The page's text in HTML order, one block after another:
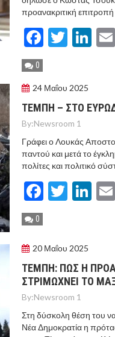
προανακριτική
Facebook
0
24 Μαΐου 2025
ΤΕΜΠΗ – ΣΤΟ
By:Newsroom 1
Γράφει ο Λουκάς
παντού και μετά το
πολίτες και πολιτικό
Facebook
0
20 Μαΐου 2025
ΤΕΜΠΗ: ΠΩΣ Η
ΣΤΡΙΜΩΧΝΕΙ ΤΟ
By:Newsroom 1
Στη δύσκολη θέση του
Νέα Δημοκρατία η